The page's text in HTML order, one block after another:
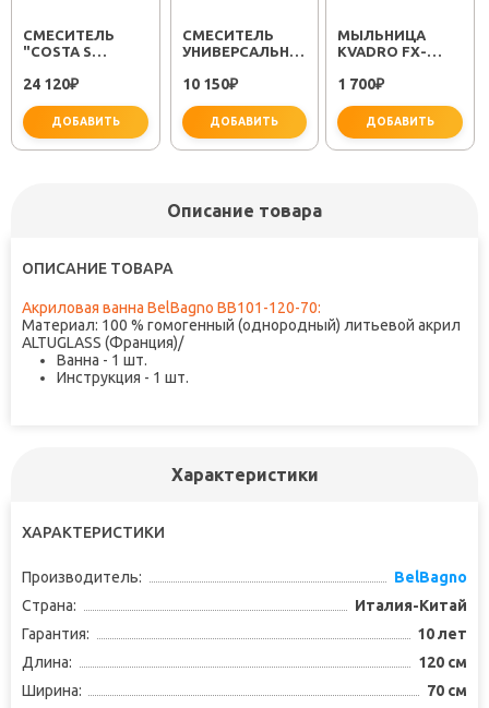
не забудьте купить
СМЕСИТЕЛЬ
"COSTA S
24 120₽
ДОБАВИТЬ
не забудьте купить
СМЕСИТЕЛЬ
УНИВЕРСАЛЬНЫЙ
LM1151C"
10 150₽
ДОБАВИТЬ
МЫЛЬНИЦА
KVADRO FX-
1 700₽
ДОБАВИТЬ
Описание товара
ОПИСАНИЕ ТОВАРА
Акриловая ванна BelBagno BB101-120-70:
Материал: 100 % гомогенный (однородный) литьевой акрил
ALTUGLASS (Франция)/
Ванна - 1 шт.
Инструкция - 1 шт.
Характеристики
ХАРАКТЕРИСТИКИ
Производитель:
BelBagno
Страна:
Италия-Китай
Гарантия:
10 лет
Длина:
120 см
Ширина:
70 см